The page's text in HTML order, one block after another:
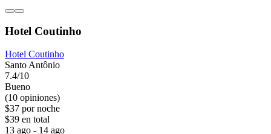
Hotel Coutinho
Hotel Coutinho
Santo Antônio
7.4/10
Bueno
(10 opiniones)
$37 por noche
$39 en total
13 ago - 14 ago